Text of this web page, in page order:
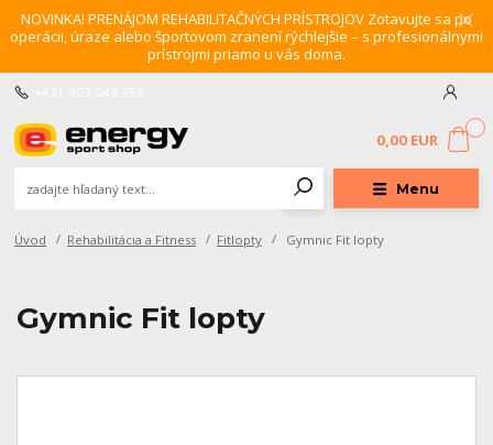
NOVINKA! PRENÁJOM REHABILITAČNÝCH PRÍSTROJOV Zotavujte sa po
operácii, úraze alebo športovom zranení rýchlejšie – s profesionálnymi
prístrojmi priamo u vás doma.
Menu
0,00 EUR
Úvod Rehabilitácia a Fitness Fitlopty Gymnic Fit lopty
Gymnic Fit lopty